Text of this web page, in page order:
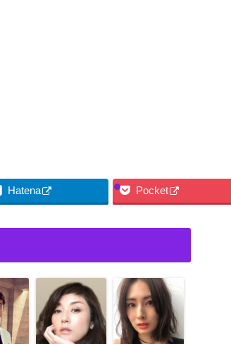
Hatena Pocket